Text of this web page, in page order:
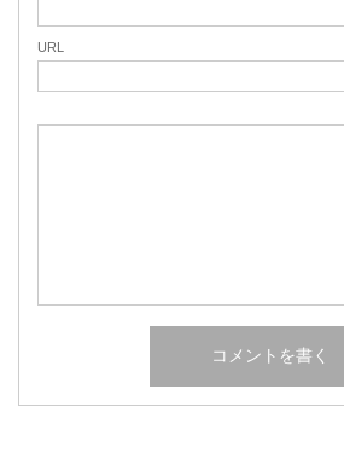
URL